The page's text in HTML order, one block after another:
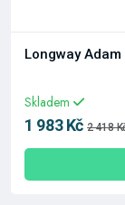
Longway
Skladem
1 983 Kč 2 418